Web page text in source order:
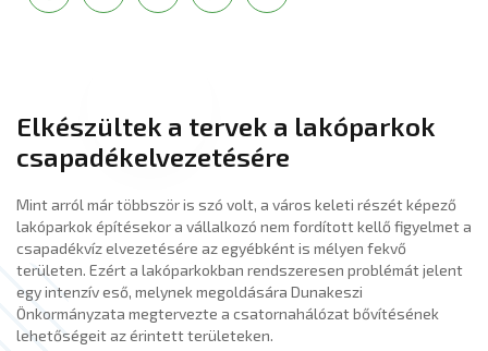
Elkészültek a tervek a lakóparkok
csapadékelvezetésére
Mint arról már többször is szó volt, a város keleti részét képező
lakóparkok építésekor a vállalkozó nem fordított kellő figyelmet a
csapadékvíz elvezetésére az egyébként is mélyen fekvő
területen. Ezért a lakóparkokban rendszeresen problémát jelent
egy intenzív eső, melynek megoldására Dunakeszi
Önkormányzata megtervezte a csatornahálózat bővítésének
lehetőségeit az érintett területeken.